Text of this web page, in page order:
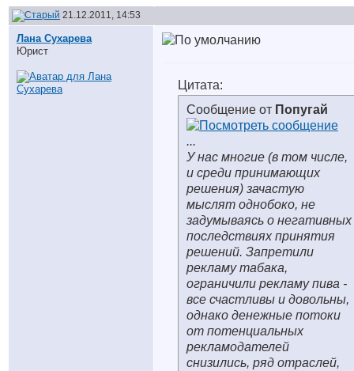
21.12.2011, 14:53
Лана Сухарева
Юрист
Цитата:
Сообщение от Попугай
...
У нас многие (в том числе,
и среди принимающих
решения) зачастую
мыслят однобоко, не
задумываясь о негативных
последствиях принятия
решений. Запретили
рекламу табака,
ограничили рекламу пива -
все счастливы и довольны,
однако денежные потоки
от потенциальных
рекламодателей
снизились, ряд отраслей,